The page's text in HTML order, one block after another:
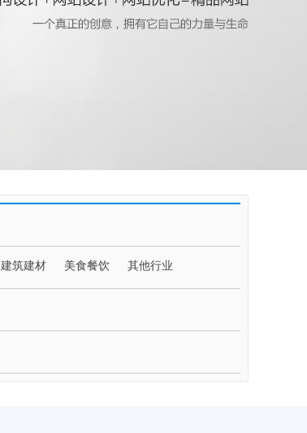
建筑建材 美食餐饮 其他行业